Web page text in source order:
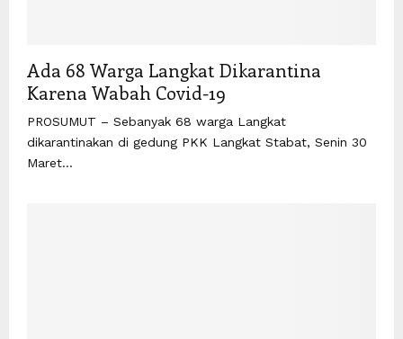
Ada 68 Warga Langkat Dikarantina
Karena Wabah Covid-19
PROSUMUT – Sebanyak 68 warga Langkat
dikarantinakan di gedung PKK Langkat Stabat, Senin 30
Maret...